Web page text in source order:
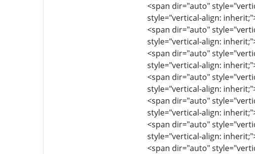
<span dir="auto"
style="vertical-align:
<span dir="auto"
style="vertical-align:
<span dir="auto"
style="vertical-align:
<span dir="auto"
style="vertical-align:
<span dir="auto"
style="vertical-align:
<span dir="auto"
style="vertical-align:
<span dir="auto"